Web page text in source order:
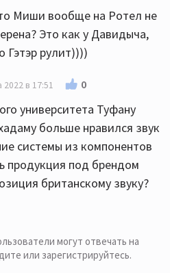
Миши вообще на Ротел не
Это как у Давидыча,
Гэтэр рулит))))
2022 в 17:51 0
университета Туфану
больше нравился звук
системы из компонентов
продукция под брендом
британскому звуку?
могут отвечать на
или зарегистрируйтесь.